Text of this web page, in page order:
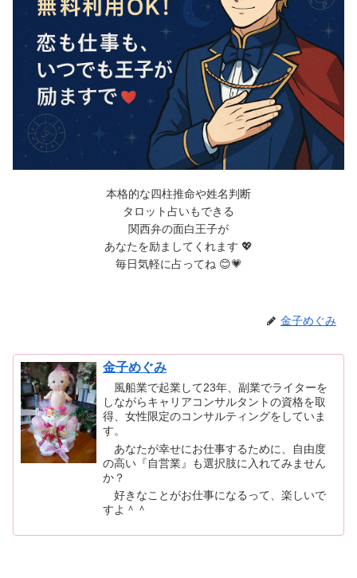
本格的な四柱推命や姓名判断
タロット占いもできる
関西弁の面白王子が
あなたを励ましてくれます 💖
毎日気軽に占ってね 😊💗
金子めぐみ
金子めぐみ
風船業で起業して23年、副業でライターを
しながらキャリアコンサルタントの資格を取
得、女性限定のコンサルティングをしていま
す。
あなたが幸せにお仕事するために、自由度
の高い『自営業』も選択肢に入れてみません
か？
好きなことがお仕事になるって、楽しいで
すよ＾＾